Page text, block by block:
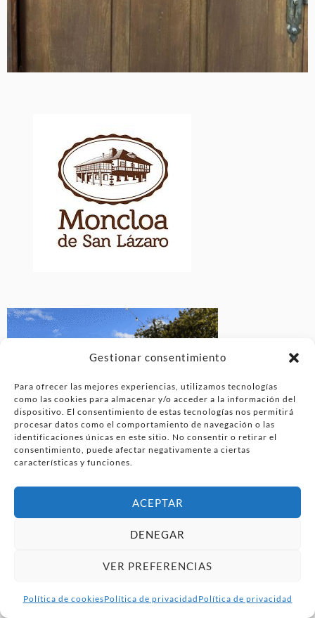
Gestionar consentimiento
Para ofrecer las mejores experiencias, utilizamos tecnologías
como las cookies para almacenar y/o acceder a la información del
dispositivo. El consentimiento de estas tecnologías nos permitirá
procesar datos como el comportamiento de navegación o las
identificaciones únicas en este sitio. No consentir o retirar el
consentimiento, puede afectar negativamente a ciertas
características y funciones.
ACEPTAR
DENEGAR
VER PREFERENCIAS
Política de cookiesPolítica de privacidad Política de privacidad
reseña la tronera villadepalos